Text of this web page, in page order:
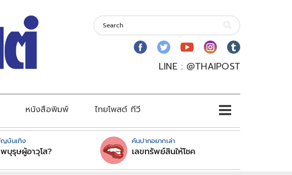
LINE : @THAIPOST
หนังสือพิมพ์ ไทยโพสต์ ทีวี
ญบันเทิง
บุรุษผู้อาวุโส?
คันปากอยากเล่า
เลขทรัพย์สินให้โชค